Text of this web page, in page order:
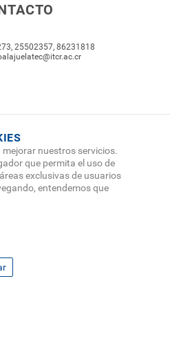
, 25502357, 86231818
nuestros servicios.
que permita el uso de
exclusivas de usuarios
entendemos que